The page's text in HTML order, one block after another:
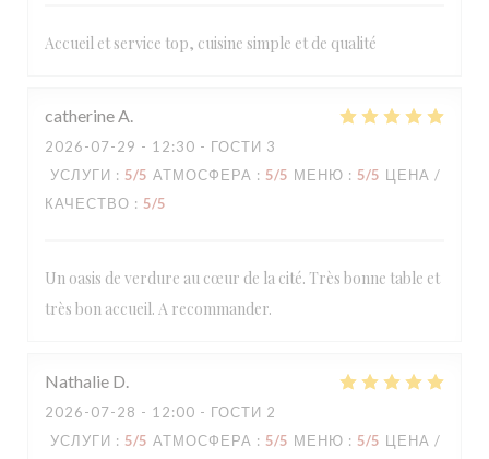
Accueil et service top, cuisine simple et de qualité
catherineA
2026-07-29 - 12:30 - ГОСТИ 3
УСЛУГИ : 5/5 АТМОСФЕРА : 5/5 МЕНЮ : 5/5 ЦЕНА /
КАЧЕСТВО : 5/5
Un oasis de verdure au cœur de la cité. Très bonne table et
très bon accueil. A recommander.
Nathalie D
2026-07-28 - 12:00 - ГОСТИ 2
УСЛУГИ : 5/5 АТМОСФЕРА : 5/5 МЕНЮ : 5/5 ЦЕНА /